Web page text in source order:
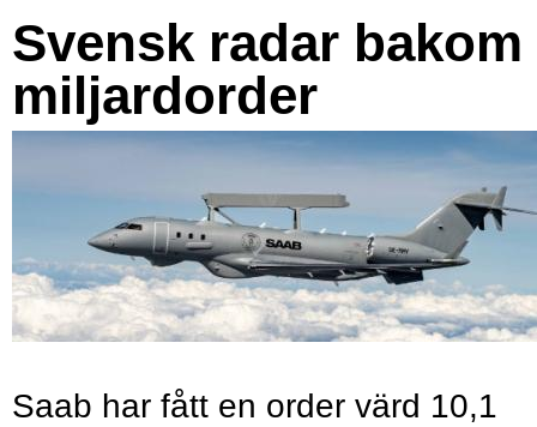
Svensk radar bakom
miljardorder
Saab har fått en order värd 10,1